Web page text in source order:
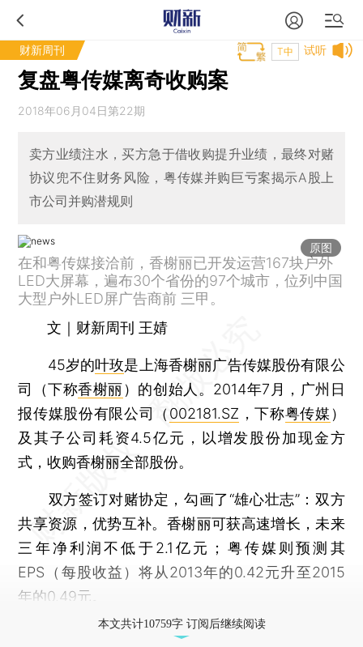
财新周刊 试听
T中
复盘粤传媒离奇收购案
2018年06月04日第22期
卖方业绩注水，买方急于借收购提升业绩，最终对赌
协议兜不住财务风险，粤传媒并购巨亏案揭示A股上
市公司并购潜规则
原图
在和粤传媒接洽前，香榭丽已开发运营167块户外
LED大屏幕，遍布30个省份的97个城市，位列中国
大型户外LED屏广告商前 三甲。
文｜财新周刊 王婧
45岁的叶玫是上海香榭丽广告传媒股份有限公
司（下称香榭丽）的创始人。2014年7月，广州日
报传媒股份有限公司（ 002181.SZ ，下称粤传媒 ）
及其子公司耗资4.5亿元，以增发股份加现金方
式，收购香榭丽全部股份。
双方签订对赌协定，勾画了“雄心壮志”：双方
共享资源，优势互补。香榭丽可获高速增长，未来
三年净利润不低于2.1亿元；粤传媒则预测其
EPS（每股收益）将从2013年的0.42元升至2015
年的0.49元。
本文共计10759字 订阅后继续阅读